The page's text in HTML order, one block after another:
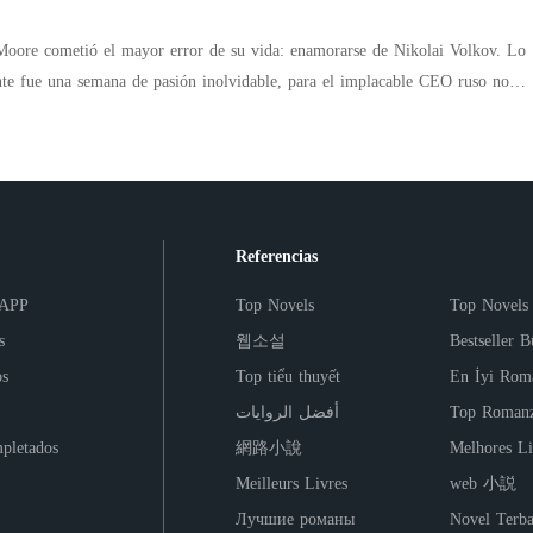
alto: su propio orgullo.
vuelve solo por el control del consorcio, sino dispuesto a reclamar el
descuidado. Aprovechando un viaje imprevisto del CEO a Fráncfort,
que derriba la última pizca de resistencia moral de Alana,
hijo que crece en su vientre puede ser el heredero legítimo de su esposo...
cometió el mayor error de su vida: enamorarse de Nikolai Volkov. Lo
fue una semana de pasión inolvidable, para el implacable CEO ruso no
local, su mundo de hielo se resquebraja al cruzarse con una niña de cuatro
niña con su misma mirada desafiante y sus inconfundibles ojos azul hielo.
le ocultó a su heredera por puro egoísmo, Nikolai desata su furia. Con el
ejército de abogados, le da un ultimátum despiadado: o se mudan a su
descubrirá que la dulce pasante que dejó atrás es ahora una madre leona
engaño ha estado oculto en su propia casa durante años.
Referencias
Top Novels
Top Novels
웹소설
Bestseller
Top tiểu thuyết
En İyi
أفضل الروايات
Top
網路小說
Melhores
Meilleurs Livres
web 小説
Лучшие романы
Novel